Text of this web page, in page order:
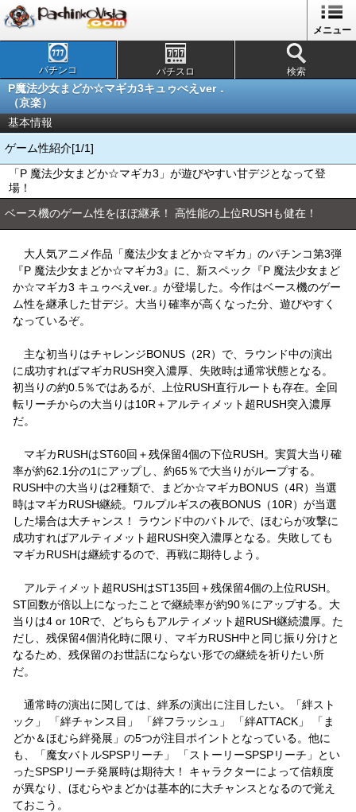
メニュー
パチンコ パチスロ 検索
P魔法少女まどか☆マギカ3キュゥべえver．
（京楽）
基本情報
ゲーム性紹介[1/1]
「P 魔法少女まどか☆マギカ3」が遊びやすい甘デジとなって登
場！
ベース機のゲーム性をほぼ継承！ 高性能の上位RUSHも健在！
大人気アニメ作品「魔法少女まどか☆マギカ」のパチンコ第3弾
『P 魔法少女まどか☆マギカ3』に、新スペック『P 魔法少女まど
か☆マギカ3 キュゥべえver.』が登場した。今作はベース機のゲー
ム性を継承した甘デジ。大当り確率が高くなった分、遊びやすく
なっているぞ。
主な初当りはチャレンジBONUS（2R）で、ラウンド中の演出
に成功すればマギカRUSH突入濃厚、失敗時は通常状態となる。
初当りの約0.5％ではあるが、上位RUSH直行ルートも存在。全回
転リーチからの大当りは10R＋アルティメット超RUSH突入濃厚
だ。
マギカRUSHはST60回＋残保留4個の下位RUSH。実質大当り確
率が約62.1分の1にアップし、約65％で大当りがループする。
RUSH中の大当りは2種類で、まどか☆マギカBONUS（4R）当選
時はマギカRUSH継続。ワルプルギスの夜BONUS（10R）が当選
した場合は大チャンス！ ラウンド中のバトルで、ほむらが攻撃に
成功すればアルティメット超RUSH突入濃厚となる。失敗しても
マギカRUSHは継続するので、再戦に期待しよう。
アルティメット超RUSHはST135回＋残保留4個の上位RUSH。
ST回数が倍以上になったことで継続率が約90％にアップする。大
当りは4 or 10Rで、どちらもアルティメット超RUSH継続濃厚。た
だし、残保留4個消化時に限り、マギカRUSH中と同じ振り分けと
なるため、残保留のお世話にならない形での継続を祈りたい所
だ。
通常時の演出に関しては、絆系の演出に注目したい。「絆スト
ック」 「絆チャンス目」 「絆フラッシュ」 「絆ATTACK」 「ま
どか＆ほむら絆発展」の5つが注目ポイントとなっている。他に
も、「魔女バトルSPSPリーチ」 「ストーリーSPSPリーチ」とい
ったSPSPリーチ発展時は期待大！ キャラクターによって信頼度
が異なり、ほむらやまどかは基本的に大チャンスとなるので覚え
ておこう。